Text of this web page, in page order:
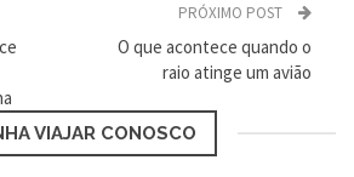
no exterior:12,1%
PRÓXIMO POST
O que acontece quando o
raio atinge um avião
VIAJAR CONOSCO